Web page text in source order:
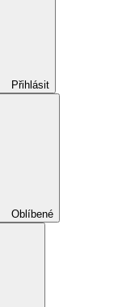
Přihlásit
Oblíbené